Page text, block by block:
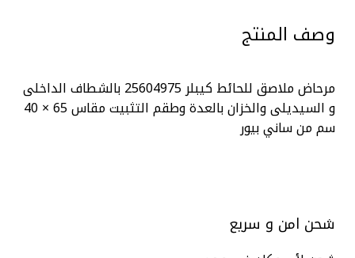
وصف المنتج
مرحاض ملاصق للحائط كيبلر 25604975 بالشطاف الداخلى
و السيديلى والخزان بالعدة وطقم التثبيت مقاس 65 × 40
سم من ساني بيور
شحن امن و سريع